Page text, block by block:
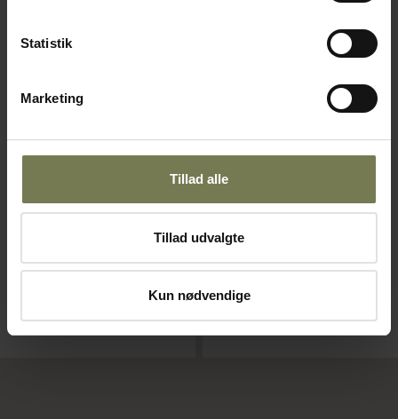
Statistik
Marketing
Tillad alle
Tillad udvalgte
Kun nødvendige
30.06.2025
Ta' bestik af
borddækningen. Bestikket
01.12.2022
Fantas'disk
Drømmer du om en
serveringsdisk, der er skabt
flow, der sparer dine
gæster for at stå i kø?